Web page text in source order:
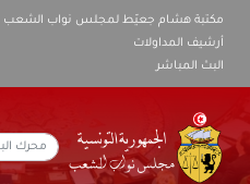
مكتبة هشام جعيّط لمجلس نواب الشعب
أرشيف المداولات
البث المباشر